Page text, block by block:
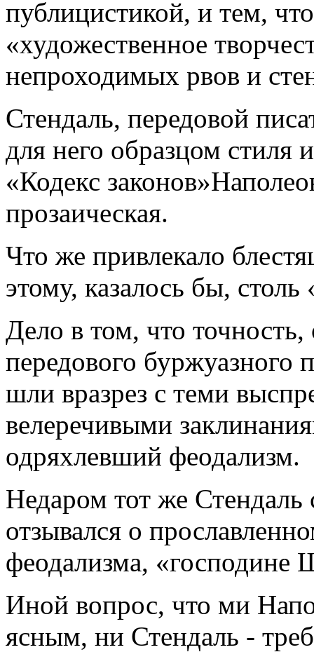
публицистикой, и тем,
«художественное
непроходимых рвов и
Стендаль, передовой
для него образцом стиля
«Кодекс
прозаическая.
Что же привлекало
этому, казалось бы,
Дело в том, что точность,
передового буржуазного
шли вразрез с теми
велеречивыми
одряхлевший феодализм.
Недаром тот же
отзывался о
феодализма, «господине
Иной вопрос, что ми
ясным, ни Стендаль -